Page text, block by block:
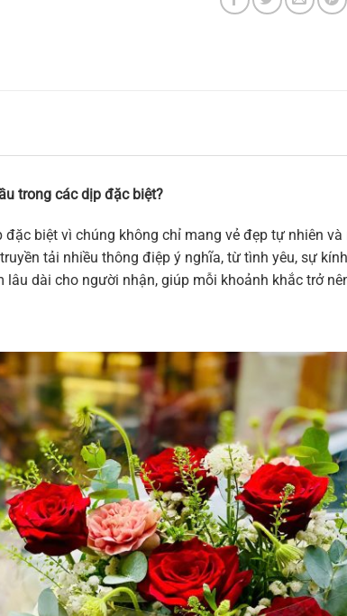
trong các dịp đặc biệt?
biệt vì chúng không chỉ mang vẻ đẹp tự nhiên
tải nhiều thông điệp ý nghĩa, từ tình yêu, sự
dài cho người nhận, giúp mỗi khoảnh khắc trở